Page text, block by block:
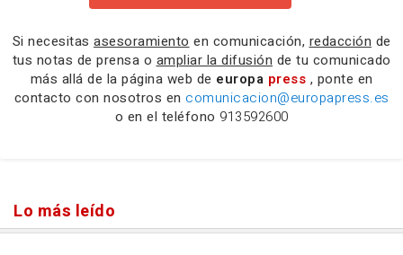
Si necesitas asesoramiento en comunicación, redacción de
tus notas de prensa o ampliar la difusión de tu comunicado
más allá de la página web de europa press , ponte en
contacto con nosotros en comunicacion@europapress.es
o en el teléfono 913592600
Lo más leído